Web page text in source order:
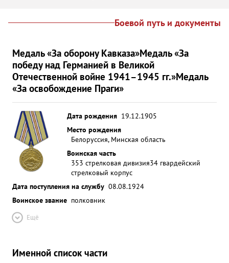
Боевой путь и документы
Медаль «За оборону Кавказа»Медаль «За
победу над Германией в Великой
Отечественной войне 1941–1945 гг.»Медаль
«За освобождение Праги»
Дата рождения 19.12.1905
Место рождения
Белоруссия, Минская область
Воинская часть
353 стрелковая дивизия34 гвардейский
стрелковый корпус
Дата поступления на службу 08.08.1924
Воинское звание полковник
Ещё
Именной список части